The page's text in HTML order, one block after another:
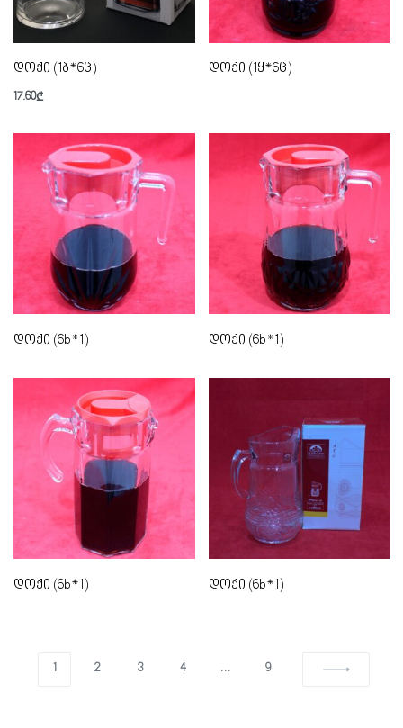
დოქი (1ბ*6ც)
17.60₾
დოქი (1ყ*6ც)
დოქი (6b*1) დოქი (6b*1)
დოქი (6b*1) დოქი (6b*1)
1 2 3 4 … 9